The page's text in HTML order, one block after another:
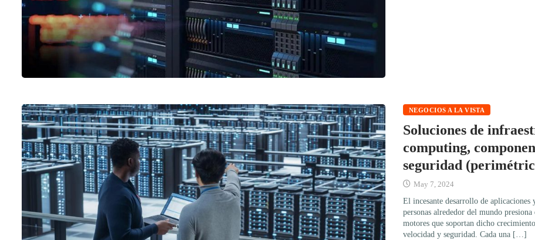
NEGOCIOS A LA VISTA
Soluciones de
computing,
seguridad
May 7, 2024
El incesante desarrollo de
personas alrededor del mundo
motores que soportan dicho
velocidad y seguridad. Cada una […]